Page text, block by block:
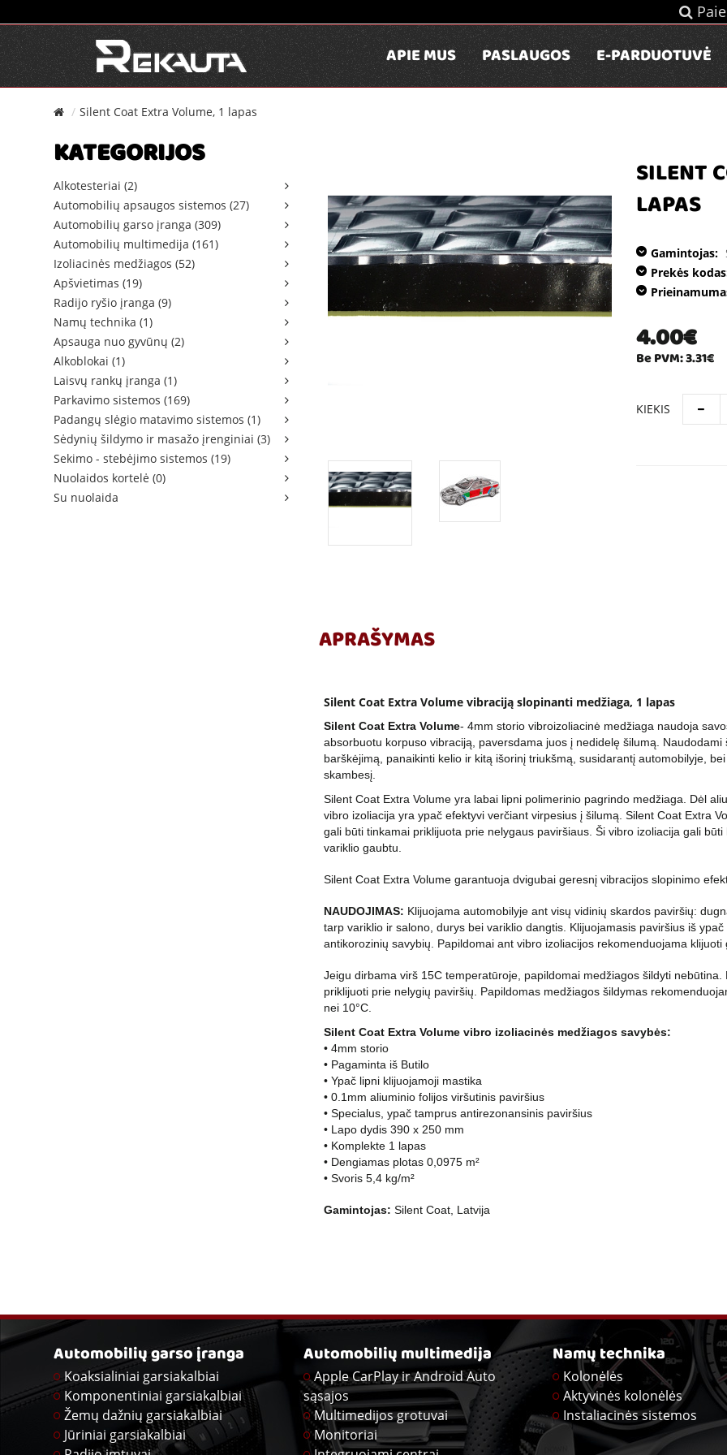
APIE MUS PASLAUGOS E-PARDUOTUVĖ
Silent Coat Extra Volume, 1 lapas
KATEGORIJOS
Alkotesteriai (2)
Automobilių apsaugos sistemos (27)
Automobilių garso įranga (309)
Automobilių multimedija (161)
Izoliacinės medžiagos (52)
Apšvietimas (19)
Radijo ryšio įranga (9)
Namų technika (1)
Apsauga nuo gyvūnų (2)
Alkoblokai (1)
Laisvų rankų įranga (1)
Parkavimo sistemos (169)
Padangų slėgio matavimo sistemos (1)
Sėdynių šildymo ir masažo įrenginiai (3)
Sekimo - stebėjimo sistemos (19)
Nuolaidos kortelė (0)
Su nuolaida
SILENT
LAPAS
Gamintojas:
Prekės
4.00€
Be PVM: 3.31€
KIEKIS
APRAŠYMAS
Silent Coat Extra Volume vibraciją slopinanti medžiaga, 1 lapas
Silent Coat Extra Volume- 4mm storio vibroizoliacinė medžiaga naudoja
absorbuotu korpuso vibraciją, paversdama juos į nedidelę šilumą.
barškėjimą, panaikinti kelio ir kitą išorinį triukšmą, susidarantį automobilyje,
skambesį.
Silent Coat Extra Volume yra labai lipni polimerinio pagrindo medžiaga. Dėl
vibro izoliacija yra ypač efektyvi verčiant virpesius į šilumą. Silent Coat Extra
gali būti tinkamai priklijuota prie nelygaus paviršiaus. Ši vibro izoliacija gali
variklio gaubtu.
Silent Coat Extra Volume garantuoja dvigubai geresnį vibracijos slopinimo
NAUDOJIMAS: Klijuojama automobilyje ant visų vidinių skardos paviršių:
tarp variklio ir salono, durys bei variklio dangtis. Klijuojamasis paviršius iš
antikorozinių savybių. Papildomai ant vibro izoliacijos rekomenduojama klijuoti
Jeigu dirbama virš 15C temperatūroje, papildomai medžiagos šildyti
priklijuoti prie nelygių paviršių. Papildomas medžiagos šildymas
nei 10°C.
Silent Coat Extra Volume vibro izoliacinės medžiagos savybės:
• 4mm storio
• Pagaminta iš Butilo
• Ypač lipni klijuojamoji mastika
• 0.1mm aliuminio folijos viršutinis paviršius
• Specialus, ypač tamprus antirezonansinis paviršius
• Lapo dydis 390 x 250 mm
• Komplekte 1 lapas
• Dengiamas plotas 0,0975 m²
• Svoris 5,4 kg/m²
Gamintojas: Silent Coat, Latvija
Automobilių garso įranga
Koaksialiniai garsiakalbiai
Komponentiniai garsiakalbiai
Žemų dažnių garsiakalbiai
Jūriniai garsiakalbiai
Automobilių multimedija
Apple CarPlay ir Android Auto
sąsajos
Multimedijos grotuvai
Monitoriai
Namų technika
Kolonėlės
Aktyvinės kolonėlės
Instaliacinės sistemos